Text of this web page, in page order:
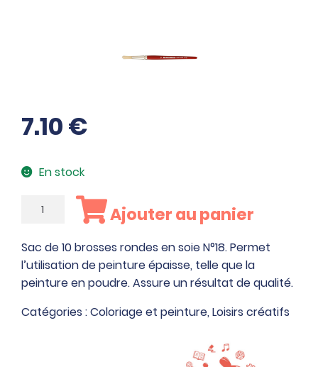
7.10€
En stock
quantité
de
10
brosses
rondes
Ajouter au panier
Sac de 10 brosses rondes en soie N°18. Permet
l’utilisation de peinture épaisse, telle que la
peinture en poudre. Assure un résultat de qualité.
Catégories :Coloriage et peinture, Loisirs créatifs